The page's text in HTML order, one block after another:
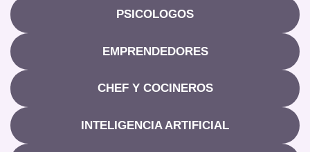
PSICOLOGOS
EMPRENDEDORES
CHEF Y COCINEROS
INTELIGENCIA ARTIFICIAL